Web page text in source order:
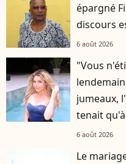
épargné
discours
6 août 2026
"Vous
jumeaux,
tenait
6 août 2026
Le